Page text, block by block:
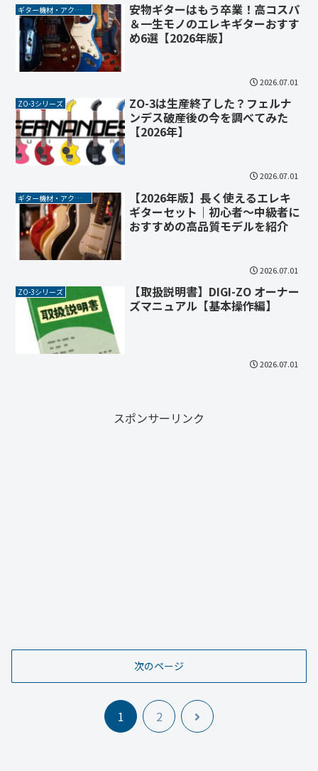
ギター機材・アクセサリー
安物ギターはもう卒業！高コスパ
＆一生モノのエレキギターおすす
め6選【2026年版】
2026.07.01
ZO-3シリーズ
ZO-3は生産終了した？フェルナ
ンデス破産後の今を調べてみた
【2026年】
2026.07.01
ギター機材・アクセサリー
【2026年版】長く使えるエレキ
ギターセット｜初心者〜中級者に
おすすめの高品質モデルを紹介
2026.07.01
ZO-3シリーズ
【取扱説明書】DIGI-ZO オーナー
ズマニュアル【基本操作編】
2026.07.01
スポンサーリンク
次のページ
1 2
次